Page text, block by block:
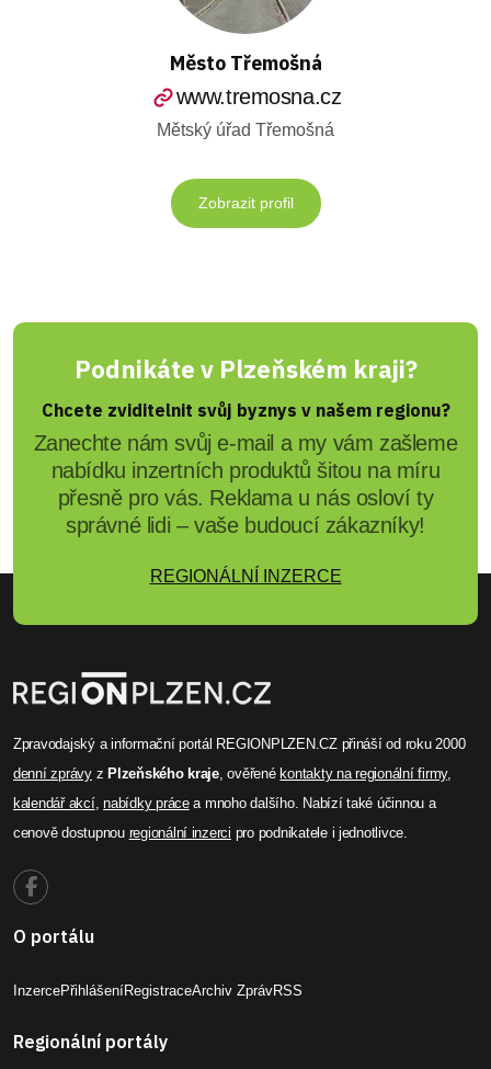
Město Třemošná
www.tremosna.cz
Mětský úřad Třemošná
Zobrazit profil
Podnikáte v Plzeňském kraji?
Chcete zviditelnit svůj byznys v našem regionu?
Zanechte nám svůj e-mail a my vám zašleme
nabídku inzertních produktů šitou na míru
přesně pro vás. Reklama u nás osloví ty
správné lidi – vaše budoucí zákazníky!
REGIONÁLNÍ INZERCE
Zpravodajský a informační portál REGIONPLZEN.CZ přináší od roku 2000
denní zprávyz Plzeňského kraje, ověřené kontakty na regionální firmy,
kalendář akcí,nabídky prácea mnoho dalšího. Nabízí také účinnou a
cenově dostupnou regionální inzerci pro podnikatele i jednotlivce.
O portálu
InzercePřihlášeníRegistraceArchiv ZprávRSS
Regionální portály